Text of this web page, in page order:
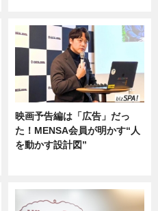
映画予告編は「広告」だっ
た！MENSA会員が明かす“人
を動かす設計図”